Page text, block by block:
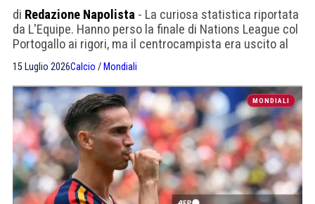
di Redazione Napolista - La curiosa statistica riportata
da L'Equipe. Hanno perso la finale di Nations League col
Portogallo ai rigori, ma il centrocampista era uscito al
75esimo.
15 Luglio 2026Calcio / Mondiali
MONDIALI